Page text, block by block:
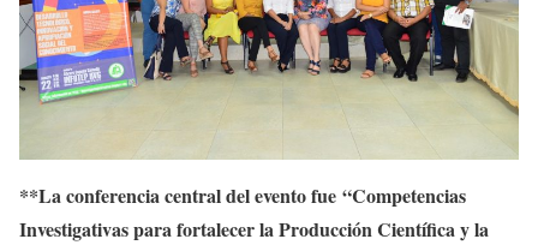
**La conferencia central del evento fue “Competencias
Investigativas para fortalecer la Producción Científica y la